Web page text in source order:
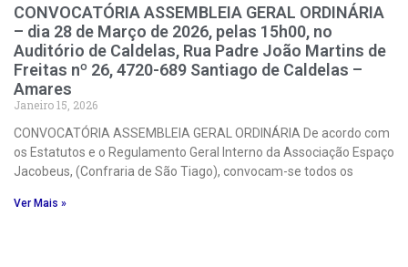
CONVOCATÓRIA ASSEMBLEIA GERAL ORDINÁRIA
– dia 28 de Março de 2026, pelas 15h00, no
Auditório de Caldelas, Rua Padre João Martins de
Freitas nº 26, 4720-689 Santiago de Caldelas –
Amares
Janeiro 15, 2026
CONVOCATÓRIA ASSEMBLEIA GERAL ORDINÁRIA De acordo com
os Estatutos e o Regulamento Geral Interno da Associação Espaço
Jacobeus, (Confraria de São Tiago), convocam-se todos os
Ver Mais »